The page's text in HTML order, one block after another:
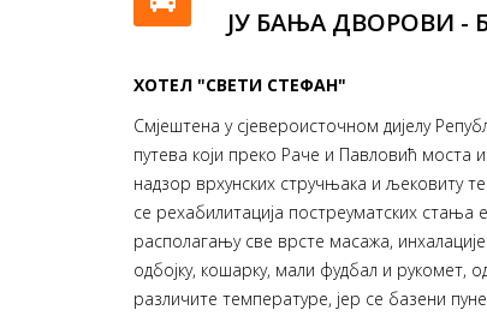
ЈУ БАЊА ДВОРОВИ -
ХОТЕЛ "СВЕТИ СТЕФАН"
Смјештена у сјевероисточном дијелу
путева који преко Раче и Павловић
надзор врхунских стручњака и љековиту
се рехабилитација постреуматских стања
располагању све врсте масажа,
одбојку, кошарку, мали фудбал и рукомет,
различите температуре, јер се базени